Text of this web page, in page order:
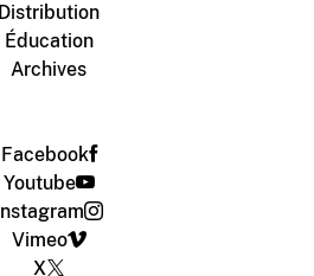
Distribution
Éducation
Archives
Facebook
Youtube
Instagram
Vimeo
X